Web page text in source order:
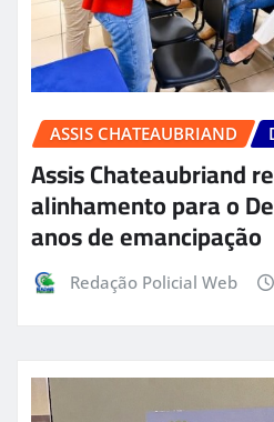
ASSIS CHATEAUBRIAND
Assis Chateaubriand
alinhamento para o
anos de emancipação
Redação Policial Web